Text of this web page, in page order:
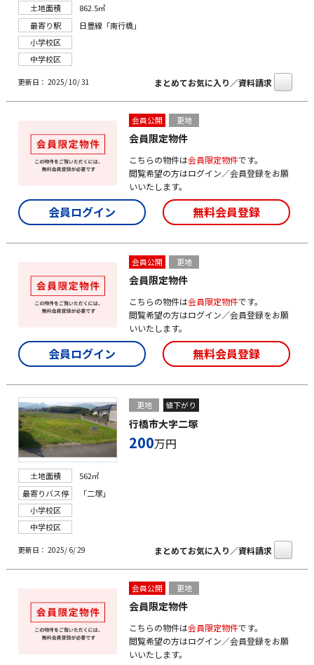
土地面積
862.5㎡
最寄り駅
日豊線「南行橋」
小学校区
中学校区
更新日： 2025/ 10/ 31 まとめてお気に入り／資料請求
会員公開 更地
会員限定物件
こちらの物件は会員限定物件です。
閲覧希望の方はログイン／会員登録をお願
いいたします。
会員ログイン 無料会員登録
会員公開 更地
会員限定物件
こちらの物件は会員限定物件です。
閲覧希望の方はログイン／会員登録をお願
いいたします。
会員ログイン 無料会員登録
更地 値下がり
行橋市大字二塚
200万円
土地面積
562㎡
最寄りバス停
「二塚」
小学校区
中学校区
更新日： 2025/ 6/ 29 まとめてお気に入り／資料請求
会員公開 更地
会員限定物件
こちらの物件は会員限定物件です。
閲覧希望の方はログイン／会員登録をお願
いいたします。